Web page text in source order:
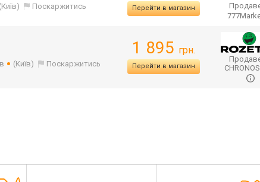
(Київ) Поскаржитись Перейти в магазин
(Київ) Поскаржитись
1 895 грн.
Перейти в магазин